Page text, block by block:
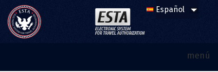
menú